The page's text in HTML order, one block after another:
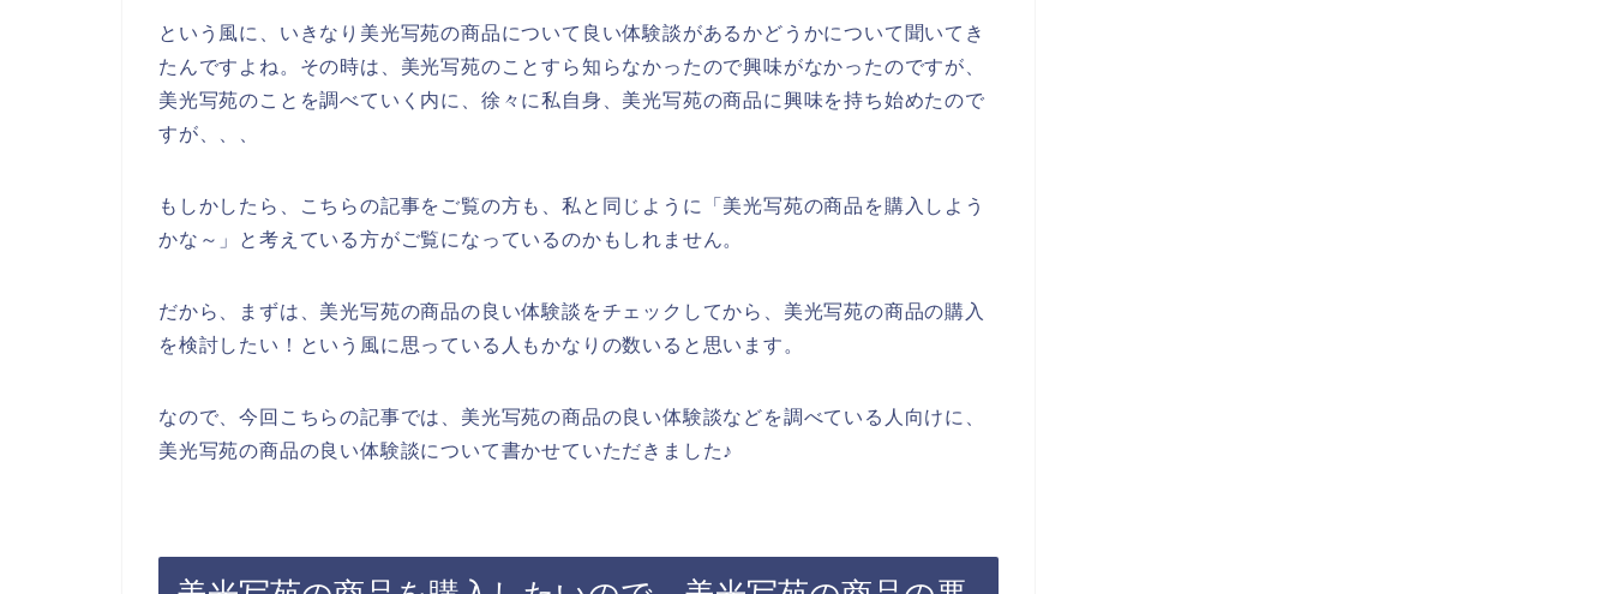
という風に、いきなり美光写苑の商品について良い体験談があるかどうかについて聞いてき
たんですよね。その時は、美光写苑のことすら知らなかったので興味がなかったのですが、
美光写苑のことを調べていく内に、徐々に私自身、美光写苑の商品に興味を持ち始めたので
すが、、、
もしかしたら、こちらの記事をご覧の方も、私と同じように「美光写苑の商品を購入しよう
かな～」と考えている方がご覧になっているのかもしれません。
だから、まずは、美光写苑の商品の良い体験談をチェックしてから、美光写苑の商品の購入
を検討したい！という風に思っている人もかなりの数いると思います。
なので、今回こちらの記事では、美光写苑の商品の良い体験談などを調べている人向けに、
美光写苑の商品の良い体験談について書かせていただきました♪